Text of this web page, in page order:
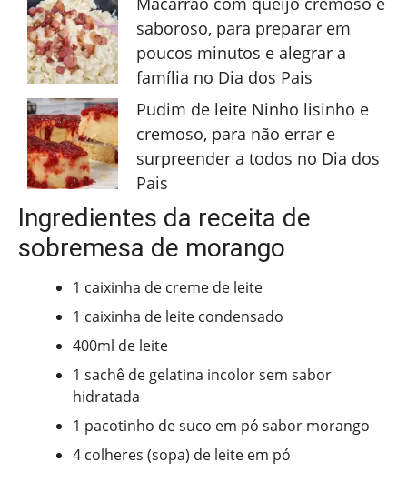
saboroso, para preparar em
poucos minutos e alegrar a
família no Dia dos Pais
Pudim de leite Ninho lisinho e
cremoso, para não errar e
surpreender a todos no Dia dos
Pais
Ingredientes da receita de
sobremesa de morango
1 caixinha de creme de leite
1 caixinha de leite condensado
400ml de leite
1 sachê de gelatina incolor sem sabor
hidratada
1 pacotinho de suco em pó sabor morango
4 colheres (sopa) de leite em pó